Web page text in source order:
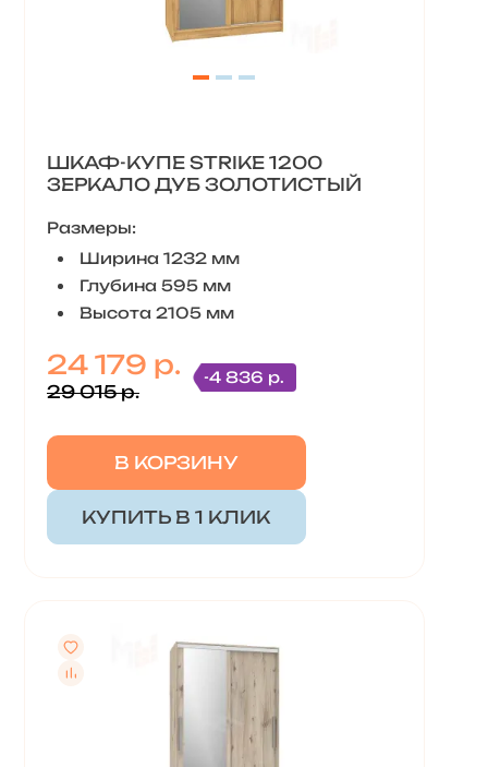
ШКАФ-КУПЕ STRIKE 1200
ЗЕРКАЛО ДУБ ЗОЛОТИСТЫЙ
Размеры:
Ширина 1232 мм
Глубина 595 мм
Высота 2105 мм
24 179 р.
29 015 р.
-4 836 р.
В КОРЗИНУ
КУПИТЬ В 1 КЛИК